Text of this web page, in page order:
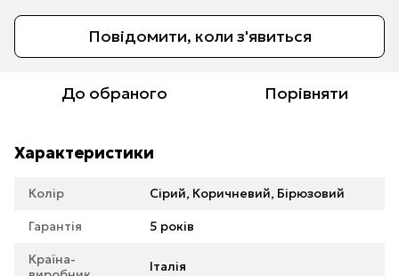
Повідомити, коли з'явиться
До обраного Порівняти
Характеристики
Колір Сірий, Коричневий, Бірюзовий
Гарантія 5 років
Країна-
Італія